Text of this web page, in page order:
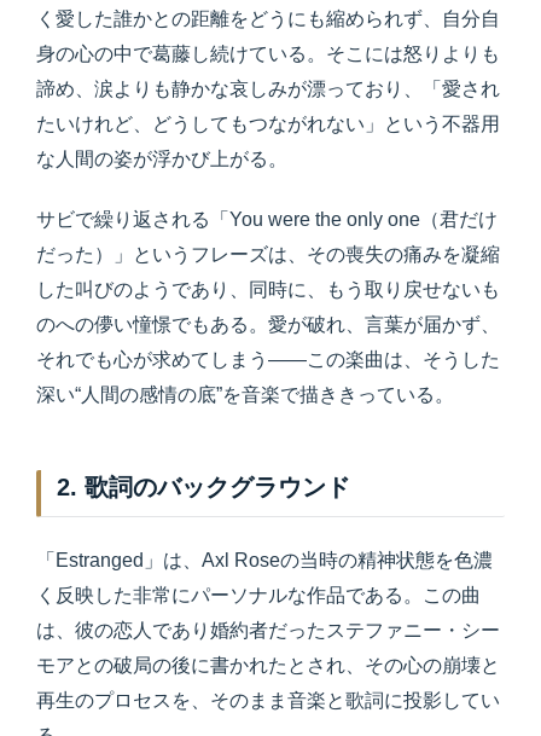
く愛した誰かとの距離をどうにも縮められず、自分自
身の心の中で葛藤し続けている。そこには怒りよりも
諦め、涙よりも静かな哀しみが漂っており、「愛され
たいけれど、どうしてもつながれない」という不器用
な人間の姿が浮かび上がる。
サビで繰り返される「You were the only one（君だけ
だった）」というフレーズは、その喪失の痛みを凝縮
した叫びのようであり、同時に、もう取り戻せないも
のへの儚い憧憬でもある。愛が破れ、言葉が届かず、
それでも心が求めてしまう――この楽曲は、そうした
深い“人間の感情の底”を音楽で描ききっている。
2. 歌詞のバックグラウンド
「Estranged」は、Axl Roseの当時の精神状態を色濃
く反映した非常にパーソナルな作品である。この曲
は、彼の恋人であり婚約者だったステファニー・シー
モアとの破局の後に書かれたとされ、その心の崩壊と
再生のプロセスを、そのまま音楽と歌詞に投影してい